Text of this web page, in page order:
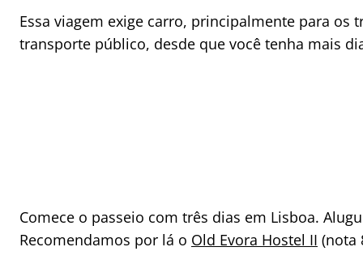
Essa viagem exige carro, principalmente para os
transporte público, desde que você tenha mais
Comece o passeio com três dias em Lisboa.
Recomendamos por lá o Old Evora Hostel II (nota